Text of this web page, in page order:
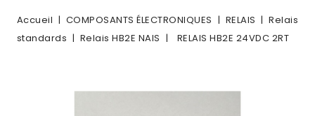
Accueil COMPOSANTS ÉLECTRONIQUES RELAIS
Relais
standards
Relais HB2E NAIS RELAIS HB2E 24VDC 2RT